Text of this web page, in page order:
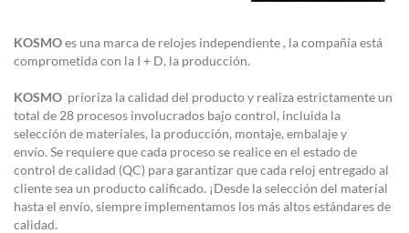
KOSMOes una marca de relojes independiente , la compañía está
comprometida con la I + D, la producción.
KOSMO prioriza la calidad del producto y realiza estrictamente un
total de 28 procesos involucrados bajo control, incluida la
selección de materiales, la producción, montaje, embalaje y
envío. Se requiere que cada proceso se realice en el estado de
control de calidad (QC) para garantizar que cada reloj entregado al
cliente sea un producto calificado. ¡Desde la selección del material
hasta el envío, siempre implementamos los más altos estándares de
calidad.